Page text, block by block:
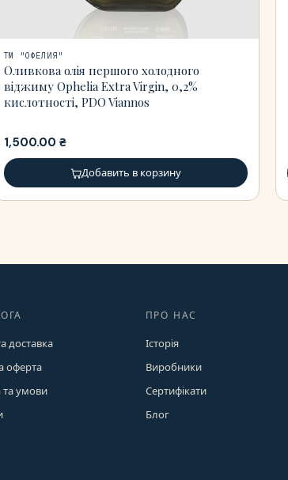
ТМ "ОФЕЛИЯ"
Оливкова олія першого холодного
віджиму Ophelia Extra Virgin, 0,2%
кислотності, PDO Viannos
1,500.00 ₴
Добавить в корзину
доставка
оферта
умови
ПРО НАС
Історія
Виробники
Сертифікати
Блог